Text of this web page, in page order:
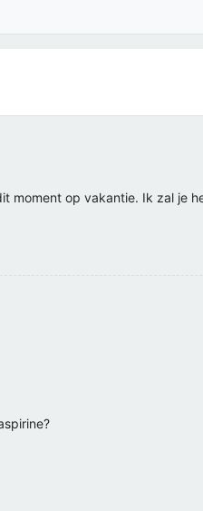
op vakantie. Ik zal je